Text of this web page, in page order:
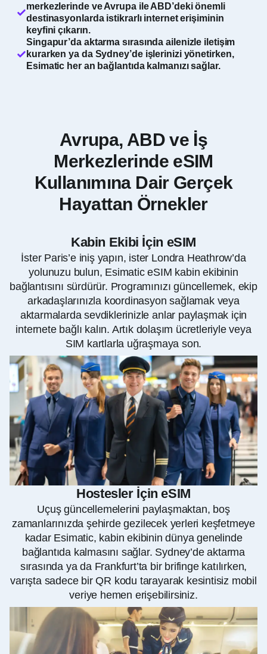
merkezlerinde ve Avrupa ile ABD’deki önemli
destinasyonlarda istikrarlı internet erişiminin
keyfini çıkarın.
Singapur’da aktarma sırasında ailenizle iletişim
kurarken ya da Sydney’de işlerinizi yönetirken,
Esimatic her an bağlantıda kalmanızı sağlar.
Avrupa, ABD ve İş
Merkezlerinde eSIM
Kullanımına Dair Gerçek
Hayattan Örnekler
Kabin Ekibi İçin eSIM
İster Paris’e iniş yapın, ister Londra Heathrow’da
yolunuzu bulun, Esimatic eSIM kabin ekibinin
bağlantısını sürdürür. Programınızı güncellemek, ekip
arkadaşlarınızla koordinasyon sağlamak veya
aktarmalarda sevdiklerinizle anlar paylaşmak için
internete bağlı kalın. Artık dolaşım ücretleriyle veya
SIM kartlarla uğraşmaya son.
Hostesler İçin eSIM
Uçuş güncellemelerini paylaşmaktan, boş
zamanlarınızda şehirde gezilecek yerleri keşfetmeye
kadar Esimatic, kabin ekibinin dünya genelinde
bağlantıda kalmasını sağlar. Sydney’de aktarma
sırasında ya da Frankfurt’ta bir brifinge katılırken,
varışta sadece bir QR kodu tarayarak kesintisiz mobil
veriye hemen erişebilirsiniz.